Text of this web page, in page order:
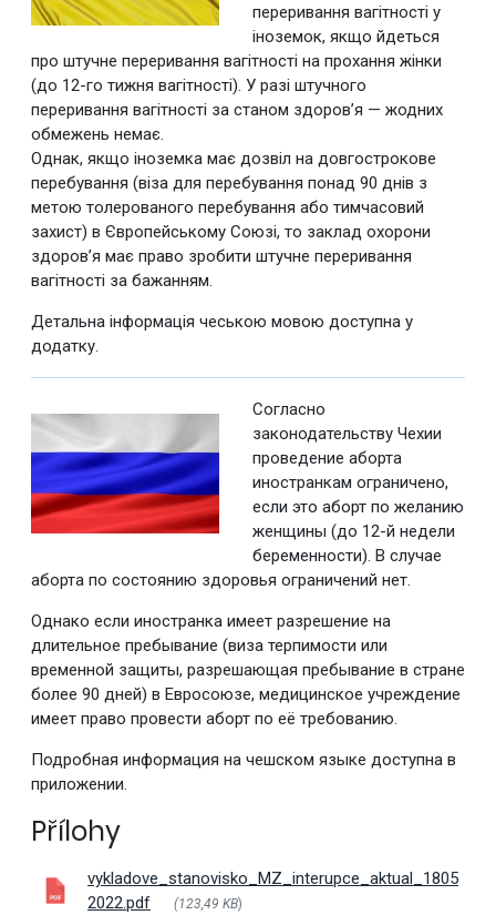
переривання вагітності у
іноземок, якщо йдеться
про штучне переривання вагітності на прохання жінки
(до 12-го тижня вагітності). У разі штучного
переривання вагітності за станом здоров’я — жодних
обмежень немає.
Однак, якщо іноземка має дозвіл на довгострокове
перебування (віза для перебування понад 90 днів з
метою толерованого перебування або тимчасовий
захист) в Європейському Союзі, то заклад охорони
здоров’я має право зробити штучне переривання
вагітності за бажанням.
Детальна інформація чеською мовою доступна у
додатку.
Согласно
законодательству Чехии
проведение аборта
иностранкам ограничено,
если это аборт по желанию
женщины (до 12-й недели
беременности). В случае
аборта по состоянию здоровья ограничений нет.
Однако если иностранка имеет разрешение на
длительное пребывание (виза терпимости или
временной защиты, разрешающая пребывание в стране
более 90 дней) в Евросоюзе, медицинское учреждение
имеет право провести аборт по её требованию.
Подробная информация на чешском языке доступна в
приложении.
Přílohy
vykladove_stanovisko_MZ_interupce_aktual_1805
2022.pdf
(123,49 KB)